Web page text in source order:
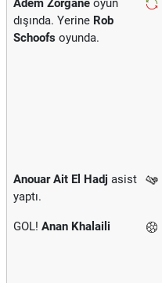
Adem Zorgane oyun
dışında. Yerine Rob
Schoofs oyunda.
Anouar Ait El Hadj asist
yaptı.
GOL! Anan Khalaili